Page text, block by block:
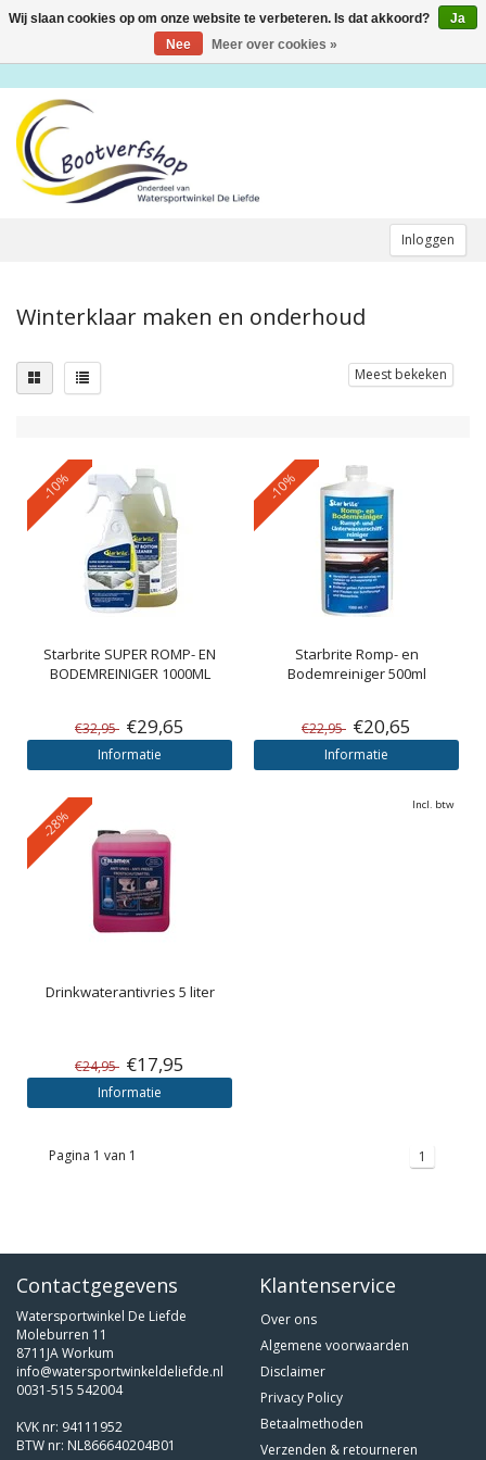
Inloggen
Toggle
Winterklaar maken en onderhoud
Meest bekeken
-10%
Starbrite SUPER ROMP- EN
BODEMREINIGER 1000ML
€32,95 €29,65
Informatie
-10%
Starbrite Romp- en
Bodemreiniger 500ml
€22,95 €20,65
Informatie
-28%
Drinkwaterantivries 5 liter
€24,95 €17,95
Informatie
Incl. btw
Pagina 1 van 1 1
Contactgegevens
Watersportwinkel De Liefde
Moleburren 11
8711JA Workum
info@watersportwinkeldeliefde.nl
0031-515 542004
KVK nr: 94111952
BTW nr: NL866640204B01
Klantenservice
Over ons
Algemene voorwaarden
Disclaimer
Privacy Policy
Betaalmethoden
Verzenden & retourneren
Wij slaan cookies op om onze website te verbeteren. Is dat akkoord?
Ja
Nee
Meer over cookies »